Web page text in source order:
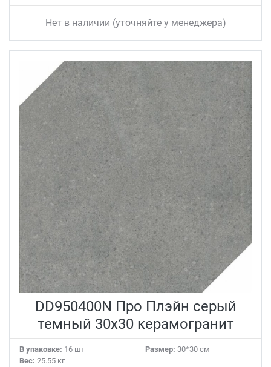
Нет в наличии (уточняйте у менеджера)
DD950400N Про Плэйн серый
темный 30x30 керамогранит
В упаковке: 16 шт Размер: 30*30 см
Вес: 25.55 кг